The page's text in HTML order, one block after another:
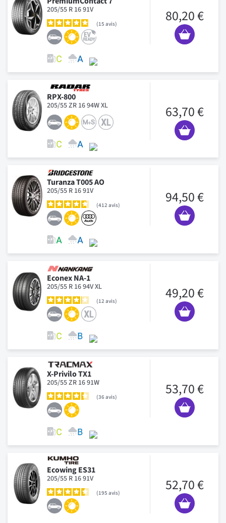
205/55 R 16 91V
15 avis 80,20 €
RPX-800
205/55 ZR 16 94W XL 63,70 €
Turanza T005 AO
205/55 R 16 91V
412 avis 94,50 €
Econex NA-1
205/55 R 16 94V XL
12 avis 49,20 €
X-Privilo TX1
205/55 ZR 16 91W
36avis 53,70 €
Ecowing ES31
205/55 R 16 91V
195 avis 52,70 €